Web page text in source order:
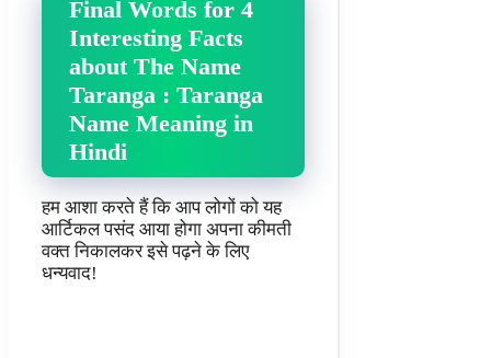
Final Words for 4
Interesting Facts
about The Name
Taranga : Taranga
Name Meaning in
Hindi
हम आशा करते हैं कि आप लोगों को यह
आर्टिकल पसंद आया होगा अपना कीमती
वक्त निकालकर इसे पढ़ने के लिए
धन्यवाद!